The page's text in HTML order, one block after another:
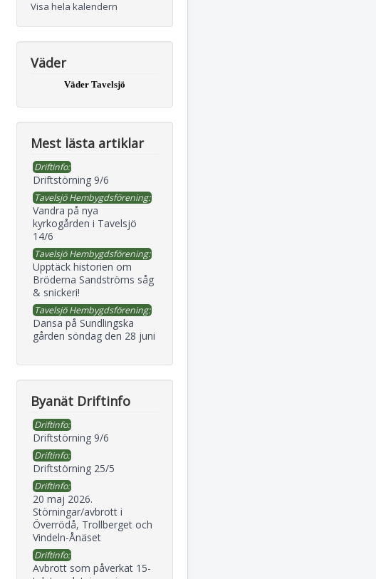
Visa hela kalendern
Väder
Väder Tavelsjö
Mest lästa artiklar
Driftinfo:
Driftstörning 9/6
Tavelsjö Hembygdsförening:
Vandra på nya
kyrkogården i Tavelsjö
14/6
Tavelsjö Hembygdsförening:
Upptäck historien om
Bröderna Sandströms såg
& snickeri!
Tavelsjö Hembygdsförening:
Dansa på Sundlingska
gården söndag den 28 juni
Byanät Driftinfo
Driftinfo:
Driftstörning 9/6
Driftinfo:
Driftstörning 25/5
Driftinfo:
20 maj 2026.
Störningar/avbrott i
Överrödå, Trollberget och
Vindeln-Ånäset
Driftinfo:
Avbrott som påverkat 15-